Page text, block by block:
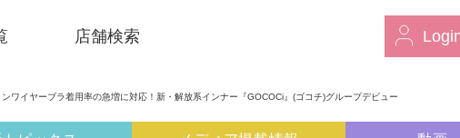
店舗検索
ワイヤーブラ着用率の急増に対応！新・解放系インナー『GOCOCi』(ゴコチ)グループデビュー